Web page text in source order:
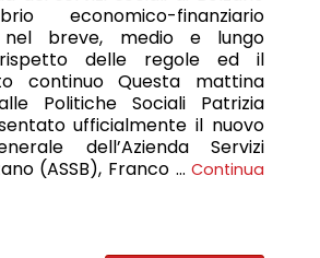
economico-finanziario
nel breve, medio e lungo
delle regole ed il
continuo Questa mattina
Politiche Sociali Patrizia
ufficialmente il nuovo
dell’Azienda Servizi
(ASSB), Franco …Continua